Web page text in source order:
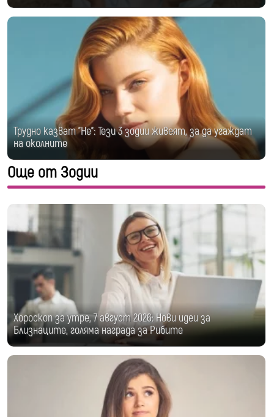
Трудно казват "Не": Тези 3 зодии живеят, за да угаждат
на околните
Още от Зодии
Хороскоп за утре, 7 август 2026: Нови идеи за
Близнаците, голяма награда за Рибите